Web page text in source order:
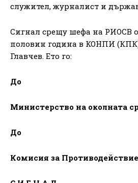
служител, журналист и
Сигнал срещу шефа на РИОСВ
половин година в КОНПИ
Главчев. Ето го:
До
Министерство на околната
До
Комисия за